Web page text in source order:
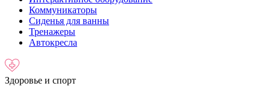
Коммуникаторы
Сиденья для ванны
Тренажеры
Автокресла
Здоровье и спорт